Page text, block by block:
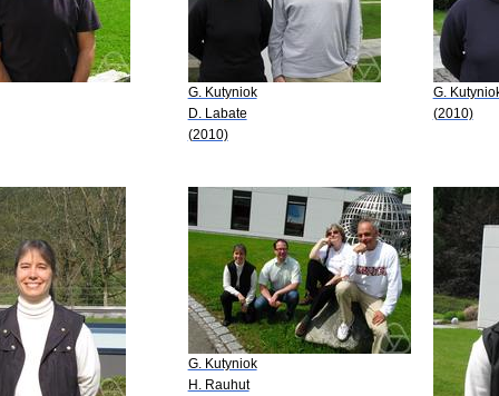
G. Kutyniok
D. Labate
(2010)
G.
(2010)
G. Kutyniok
H. Rauhut